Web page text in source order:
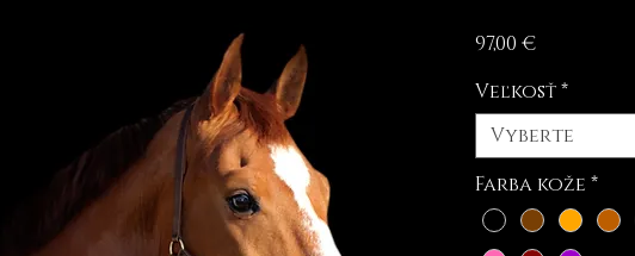
97,00 €Price
Veľkosť*
Vyberte
Farba kože *